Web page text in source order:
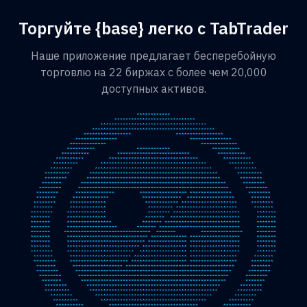
Торгуйте {base} легко с TabTrader
Наше приложение предлагает бесперебойную
торговлю на 22 биржах с более чем 20,000
доступных активов.